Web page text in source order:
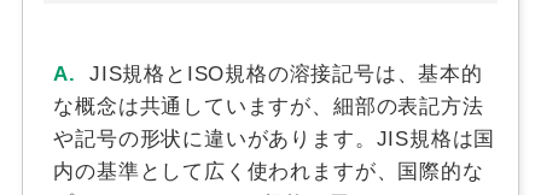
A.
JIS規格とISO規格の溶接記号は、基本的
な概念は共通していますが、細部の表記方法
や記号の形状に違いがあります。JIS規格は国
内の基準として広く使われますが、国際的な